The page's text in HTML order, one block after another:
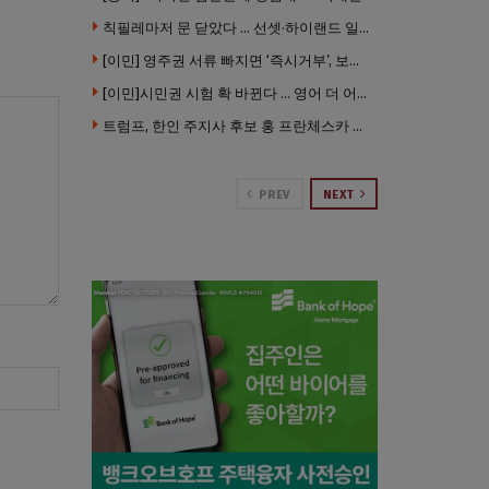
칙필레마저 문 닫았다 … 선셋·하이랜드 일대 ‘황량한 거리’로
[이민] 영주권 서류 빠지면 ‘즉시거부’, 보완기회 없다 … 이민심사 8월부터 확 바뀐다
[이민]시민권 시험 확 바뀐다 … 영어 더 어렵게, 민간시험 도입 추진
트럼프, 한인 주지사 후보 홍 프란체스카 정조준 … “미치광이다”
PREV NEXT